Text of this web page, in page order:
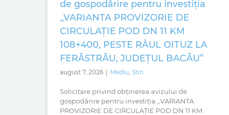
de gospodărire pentru investiția
,,VARIANTA PROVIZORIE DE
CIRCULAȚIE POD DN 11 KM
108+400, PESTE RÂUL OITUZ LA
FERĂSTRĂU, JUDEȚUL BACĂU”
august 7, 2026 Mediu,Știri
Solicitare privind obținerea avizului de
gospodărire pentru investiția ,,VARIANTA
PROVIZORIE DE CIRCULAȚIE POD DN 11 KM